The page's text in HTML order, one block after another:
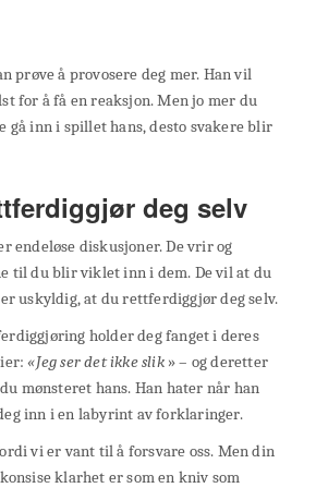
prøve å provosere deg mer. Han vil
for å få en reaksjon. Men jo mer du
gå inn i spillet hans, desto svakere blir
deg selv
endeløse diskusjoner. De vrir og
til du blir viklet inn i dem. De vil at du
uskyldig, at du rettferdiggjør deg selv.
holder deg fanget i deres
«Jeg ser det ikke slik» – og deretter
mønsteret hans. Han hater når han
inn i en labyrint av forklaringer.
vi er vant til å forsvare oss. Men din
klarhet er som en kniv som